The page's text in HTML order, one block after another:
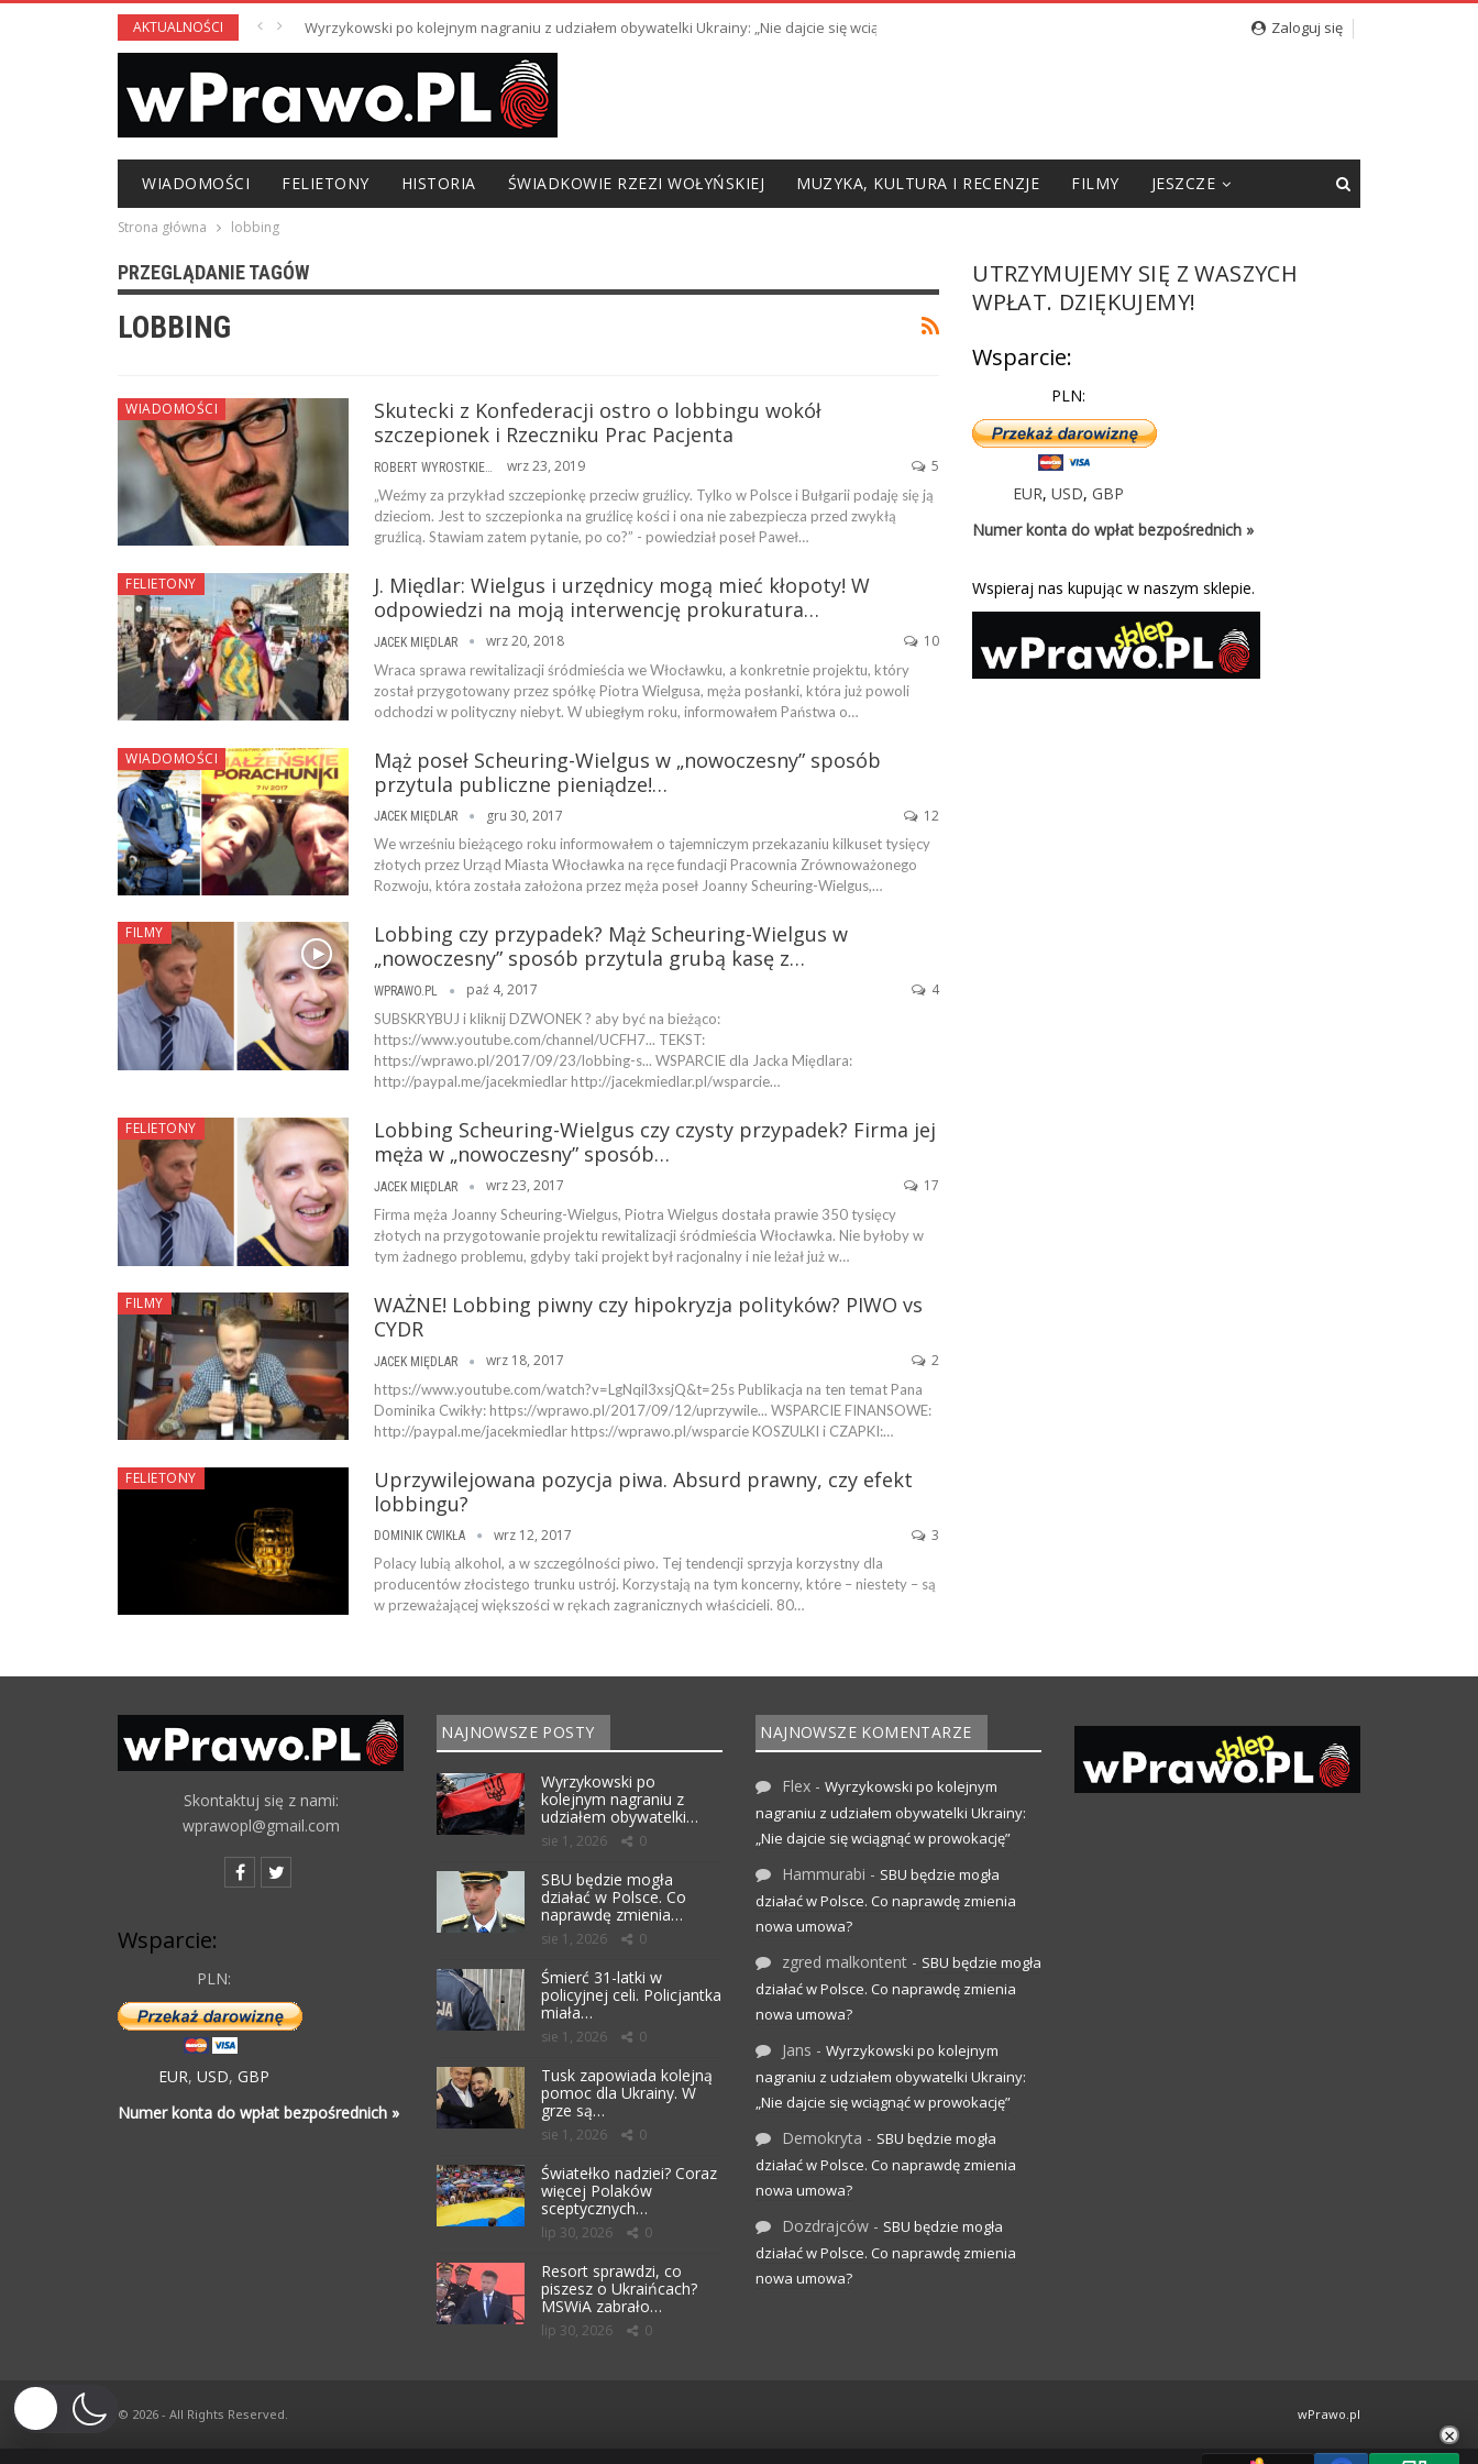
AKTUALNOŚCI Wyrzykowski po kolejnym nagraniu z udziałem obywatelki Ukrainy: „Nie dajcie się wciągnąć w prowokację” Zaloguj się
WIADOMOŚCI FELIETONY HISTORIA ŚWIADKOWIE RZEZI WOŁYŃSKIEJ MUZYKA, KULTURA I RECENZJE FILMY JESZCZE
Strona główna lobbing
PRZEGLĄDANIE TAGÓW
LOBBING
WIADOMOŚCI
Skutecki z Konfederacji ostro o lobbingu wokół
szczepionek i Rzeczniku Prac Pacjenta
wrz 23, 2019 5
„Weźmy za przykład szczepionkę przeciw gruźlicy. Tylko w Polsce i Bułgarii podaję się ją
dzieciom. Jest to szczepionka na gruźlicę kości i ona nie zabezpiecza przed zwykłą
gruźlicą. Stawiam zatem pytanie, po co?” - powiedział poseł Paweł…
FELIETONY
J. Międlar: Wielgus i urzędnicy mogą mieć kłopoty! W
odpowiedzi na moją interwencję prokuratura…
JACEK MIĘDLAR wrz 20, 2018 10
Wraca sprawa rewitalizacji śródmieścia we Włocławku, a konkretnie projektu, który
został przygotowany przez spółkę Piotra Wielgusa, męża posłanki, która już powoli
odchodzi w polityczny niebyt. W ubiegłym roku, informowałem Państwa o…
WIADOMOŚCI
Mąż poseł Scheuring-Wielgus w „nowoczesny” sposób
przytula publiczne pieniądze!…
JACEK MIĘDLAR gru 30, 2017 12
We wrześniu bieżącego roku informowałem o tajemniczym przekazaniu kilkuset tysięcy
złotych przez Urząd Miasta Włocławka na ręce fundacji Pracownia Zrównoważonego
Rozwoju, która została założona przez męża poseł Joanny Scheuring-Wielgus,…
FILMY
Lobbing czy przypadek? Mąż Scheuring-Wielgus w
„nowoczesny” sposób przytula grubą kasę z…
WPRAWO.PL paź 4, 2017 4
SUBSKRYBUJ i kliknij DZWONEK ? aby być na bieżąco:
https://www.youtube.com/channel/UCFH7... TEKST:
https://wprawo.pl/2017/09/23/lobbing-s... WSPARCIE dla Jacka Międlara:
http://paypal.me/jacekmiedlar http://jacekmiedlar.pl/wsparcie…
FELIETONY
Lobbing Scheuring-Wielgus czy czysty przypadek? Firma jej
męża w „nowoczesny” sposób…
JACEK MIĘDLAR wrz 23, 2017 17
Firma męża Joanny Scheuring-Wielgus, Piotra Wielgus dostała prawie 350 tysięcy
złotych na przygotowanie projektu rewitalizacji śródmieścia Włocławka. Nie byłoby w
tym żadnego problemu, gdyby taki projekt był racjonalny i nie leżał już w…
FILMY
WAŻNE! Lobbing piwny czy hipokryzja polityków? PIWO vs
CYDR
JACEK MIĘDLAR wrz 18, 2017 2
https://www.youtube.com/watch?v=LgNqil3xsjQ&t=25s Publikacja na ten temat Pana
Dominika Cwikły: https://wprawo.pl/2017/09/12/uprzywile... WSPARCIE FINANSOWE:
http://paypal.me/jacekmiedlar https://wprawo.pl/wsparcie KOSZULKI i CZAPKI:…
FELIETONY
Uprzywilejowana pozycja piwa. Absurd prawny, czy efekt
lobbingu?
DOMINIK CWIKŁA wrz 12, 2017 3
Polacy lubią alkohol, a w szczególności piwo. Tej tendencji sprzyja korzystny dla
producentów złocistego trunku ustrój. Korzystają na tym koncerny, które – niestety – są
w przeważającej większości w rękach zagranicznych właścicieli. 80…
UTRZYMUJEMY SIĘ Z WASZYCH
WPŁAT. DZIĘKUJEMY!
Wsparcie:
PLN:
EUR,USD,GBP
Numer konta do wpłat bezpośrednich »
Wspieraj nas kupując w naszym sklepie.
Skontaktuj się z nami:
wprawopl@gmail.com
Wsparcie:
PLN:
EUR, USD, GBP
Numer konta do wpłat bezpośrednich »
NAJNOWSZE POSTY
Wyrzykowski po
kolejnym nagraniu z
udziałem obywatelki…
sie 1, 2026 0
SBU będzie mogła
działać w Polsce. Co
naprawdę zmienia…
sie 1, 2026 0
Śmierć 31-latki w
policyjnej celi. Policjantka
miała…
sie 1, 2026 0
Tusk zapowiada kolejną
pomoc dla Ukrainy. W
grze są…
sie 1, 2026 0
Światełko nadziei? Coraz
więcej Polaków
sceptycznych…
lip 30, 2026 0
Resort sprawdzi, co
piszesz o Ukraińcach?
MSWiA zabrało…
lip 30, 2026 0
NAJNOWSZE KOMENTARZE
Flex - Wyrzykowski po kolejnym
nagraniu z udziałem obywatelki Ukrainy:
„Nie dajcie się wciągnąć w prowokację”
Hammurabi - SBU będzie mogła
działać w Polsce. Co naprawdę zmienia
nowa umowa?
zgred malkontent - SBU będzie mogła
działać w Polsce. Co naprawdę zmienia
nowa umowa?
Jans - Wyrzykowski po kolejnym
nagraniu z udziałem obywatelki Ukrainy:
„Nie dajcie się wciągnąć w prowokację”
Demokryta - SBU będzie mogła
działać w Polsce. Co naprawdę zmienia
nowa umowa?
Dozdrajców - SBU będzie mogła
działać w Polsce. Co naprawdę zmienia
nowa umowa?
© 2026 - All Rights Reserved. wPrawo.pl
×